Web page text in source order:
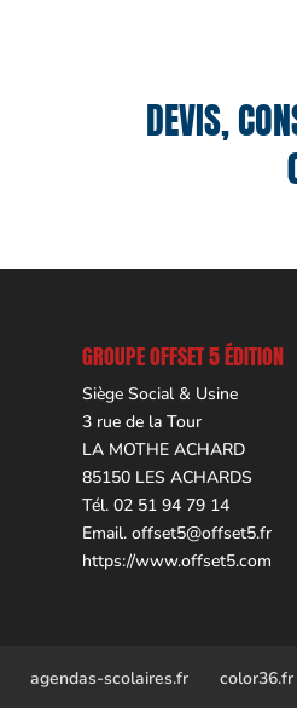
DEVIS,
GROUPE OFFSET 5 ÉDITION
Siège Social & Usine
3 rue de la Tour
LA MOTHE ACHARD
85150 LES ACHARDS
Tél. 02 51 94 79 14
Email. offset5@offset5.fr
https://www.offset5.com
agendas-scolaires.fr color36.fr